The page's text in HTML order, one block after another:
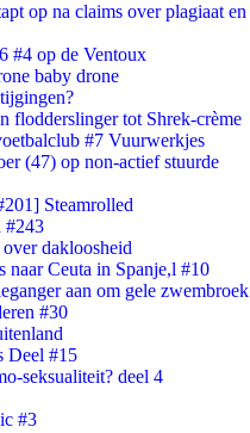
op na claims over plagiaat en
#4 op de Ventoux
baby drone
tot Shrek-crème
#7 Vuurwerkjes
(47) op non-actief stuurde
Steamrolled
#243
dakloosheid
naar Ceuta in Spanje,l #10
aan om gele zwembroek
#30
Deel #15
seksualiteit? deel 4
#3